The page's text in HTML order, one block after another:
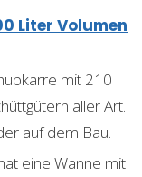
Liter Volumen
mit 210
aller Art.
auf dem Bau.
eine Wanne mit